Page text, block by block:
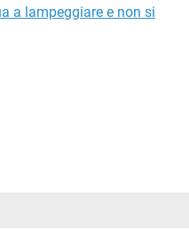
a lampeggiare e non si